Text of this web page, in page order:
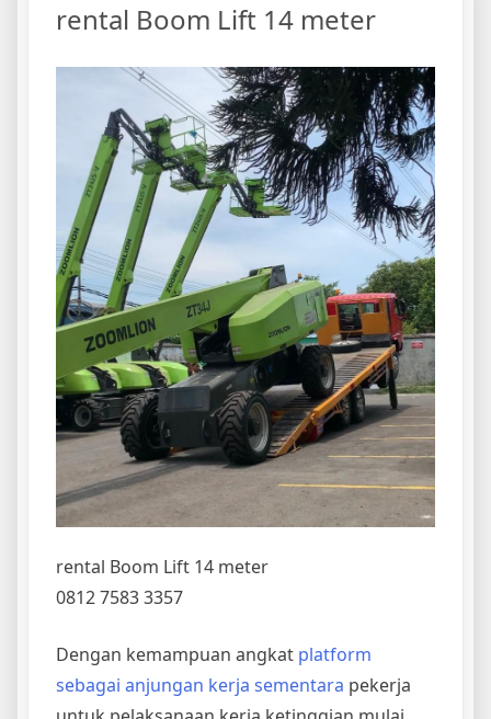
meter
rental Boom Lift 14 meter
rental Boom Lift 14 meter
0812 7583 3357
Dengan kemampuan angkat platform
sebagai anjungan kerja sementara pekerja